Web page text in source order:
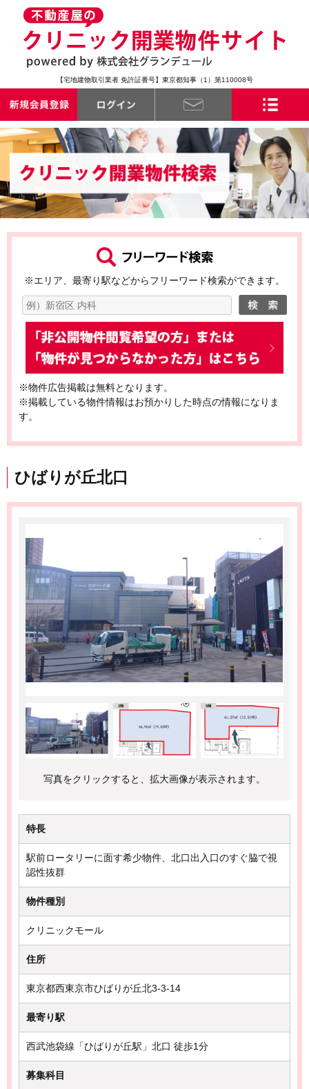
【宅地建物取引業者 免許証番号】東京都知事（1）第110008号
※エリア、最寄り駅などからフリーワード検索ができます。
※物件広告掲載は無料となります。
※掲載している物件情報はお預かりした時点の情報になりま
す。
ひばりが丘北口
写真をクリックすると、拡大画像が表示されます。
特長
駅前ロータリーに面す希少物件、北口出入口のすぐ脇で視
認性抜群
物件種別
クリニックモール
住所
東京都西東京市ひばりが丘北3-3-14
最寄り駅
西武池袋線「ひばりが丘駅」北口 徒歩1分
募集科目